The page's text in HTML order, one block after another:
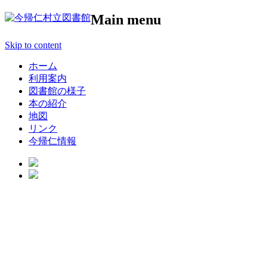
Main menu
Skip to content
ホーム
利用案内
図書館の様子
本の紹介
地図
リンク
今帰仁情報